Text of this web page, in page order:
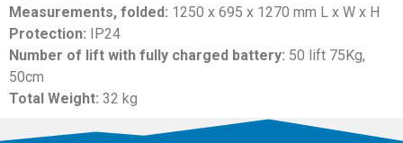
Measurements, folded: 1250 x 695 x 1270 mm L x W x H
Protection: IP24
Number of lift with fully charged battery: 50 lift 75Kg,
50cm
Total Weight: 32 kg